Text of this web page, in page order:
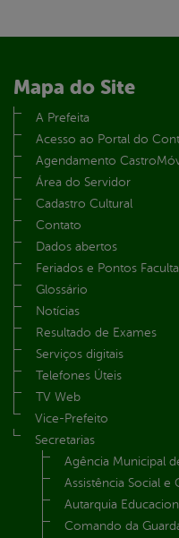
Mapa do Site
A Prefeita
Acesso ao Portal do
Agendamento
Área do Servidor
Cadastro Cultural
Contato
Dados abertos
Feriados e Pontos
Glossário
Notícias
Resultado de Exames
Serviços digitais
Telefones Úteis
TV Web
Vice-Prefeito
Secretarias
Agência Municipal
Assistência Social e
Autarquia
Comando da